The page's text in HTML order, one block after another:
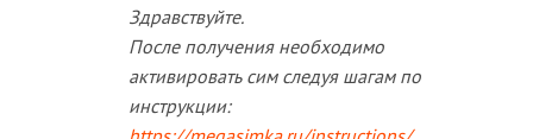
Здравствуйте.
После получения необходимо
активировать сим следуя шагам по
инструкции: